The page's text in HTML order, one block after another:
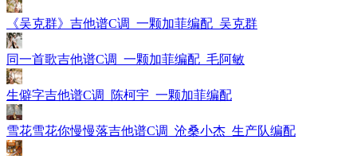
《吴克群》吉他谱C调_一颗加菲编配_吴克群
同一首歌吉他谱C调_一颗加菲编配_毛阿敏
生僻字吉他谱C调_陈柯宇_一颗加菲编配
雪花雪花你慢慢落吉他谱C调_沧桑小杰_生产队编配